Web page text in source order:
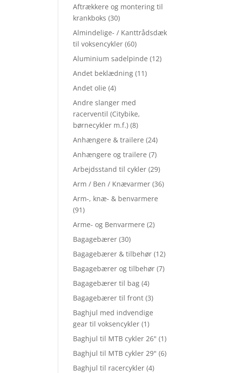
Aftrækkere og montering til
krankboks (30)
Almindelige- / Kanttrådsdæk
til voksencykler (60)
Aluminium sadelpinde (12)
Andet beklædning (11)
Andet olie (4)
Andre slanger med
racerventil (Citybike,
børnecykler m.f.) (8)
Anhængere & trailere (24)
Anhængere og trailere (7)
Arbejdsstand til cykler (29)
Arm / Ben / Knævarmer (36)
Arm-, knæ- & benvarmere
(91)
Arme- og Benvarmere (2)
Bagagebærer (30)
Bagagebærer & tilbehør (12)
Bagagebærer og tilbehør (7)
Bagagebærer til bag (4)
Bagagebærer til front (3)
Baghjul med indvendige
gear til voksencykler (1)
Baghjul til MTB cykler 26" (1)
Baghjul til MTB cykler 29" (6)
Baghjul til racercykler (4)